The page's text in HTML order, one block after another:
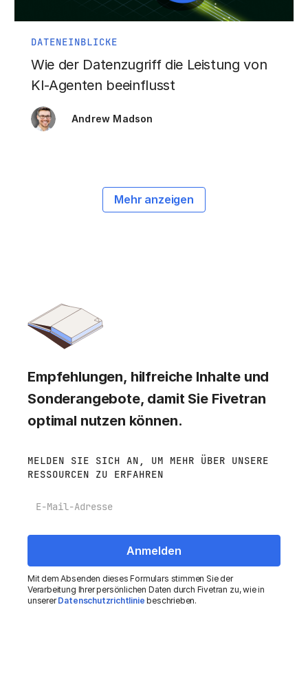
DATENEINBLICKE
Wie der Datenzugriff die Leistung von
KI-Agenten beeinflusst
Andrew Madson
Mehr anzeigen
Empfehlungen, hilfreiche Inhalte und
Sonderangebote, damit Sie Fivetran
optimal nutzen können.
MELDEN SIE SICH AN, UM MEHR ÜBER UNSERE
RESSOURCEN ZU ERFAHREN
Mit dem Absenden dieses Formulars stimmen Sie der
Verarbeitung Ihrer persönlichen Daten durch Fivetran zu, wie in
unsererDatenschutzrichtlinie beschrieben.